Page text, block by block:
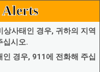
Alerts
사태인 경우, 귀하의 지역
십시오.
경우, 911에 전화해 주십